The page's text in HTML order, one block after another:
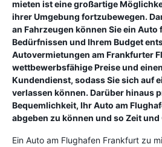
mieten ist eine großartige
ihrer Umgebung fortzubewegen.
an Fahrzeugen können Sie ein Auto
Bedürfnissen und Ihrem Budget
Autovermietungen am Frankfurter
wettbewerbsfähige Preise und
Kundendienst, sodass Sie sich auf
verlassen können. Darüber hinaus
Bequemlichkeit, Ihr Auto am
abgeben zu können und so Zeit und
Ein Auto am Flughafen Frankfurt zu